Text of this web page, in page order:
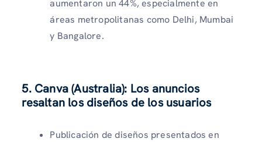
aumentaron un 44%, especialmente en
áreas metropolitanas como Delhi, Mumbai
y Bangalore.
5. Canva (Australia): Los anuncios
resaltan los diseños de los usuarios
Publicación de diseños presentados en